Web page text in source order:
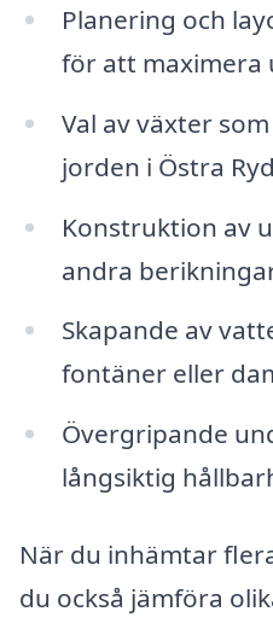
Planering och
för att maximera
Val av växter
jorden i Östra
Konstruktion av
andra
Skapande av
fontäner eller
Övergripande
långsiktig
När du inhämtar
du också jämföra